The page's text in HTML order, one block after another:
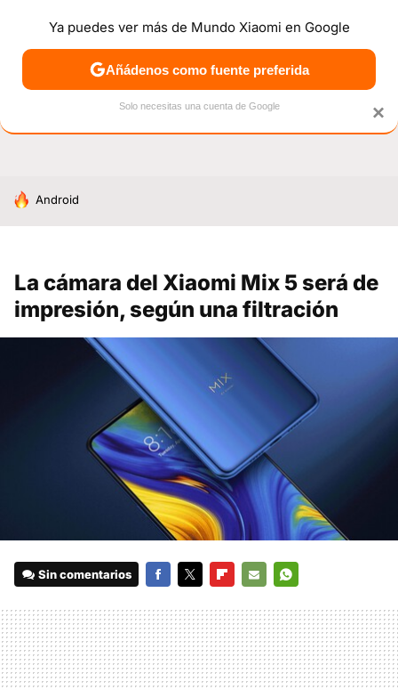
NOTICIAS MÓVILES TUTORIALES OFERTAS
HOY SE HABLA DE
Android
La cámara del Xiaomi Mix 5 será de
impresión, según una filtración
Sin comentarios
MAIL
×
Ya puedes ver más de Mundo Xiaomi en Google
Añádenos como fuente preferida
Solo necesitas una cuenta de Google